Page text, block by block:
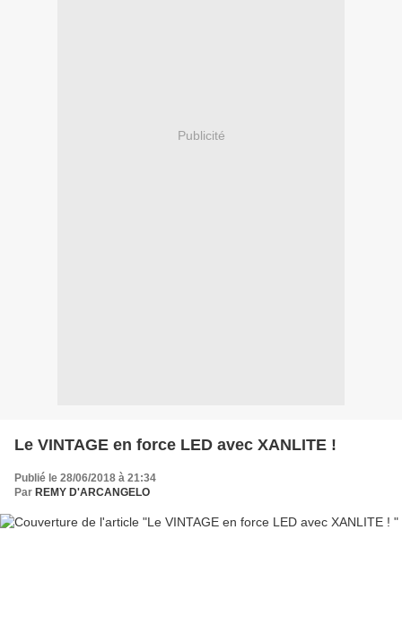
Publicité
Le VINTAGE en force LED avec XANLITE !
Publié le 28/06/2018 à 21:34
Par REMY D'ARCANGELO